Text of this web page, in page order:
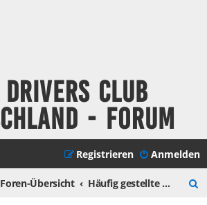
Drivers Club
- Forum
Anmelden
Registrieren
Foren-Übersicht Häufig gestellte Fragen